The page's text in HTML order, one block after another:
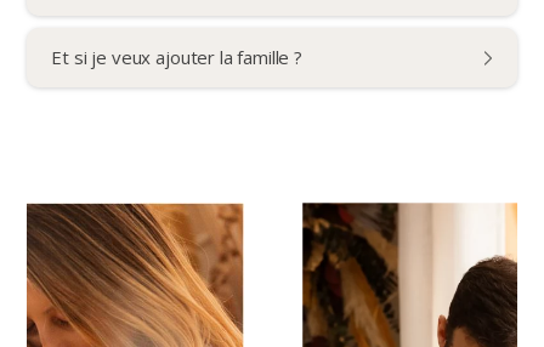
Et si je veux ajouter la famille ?